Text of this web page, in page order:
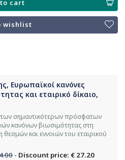
cart
wishlist
Ευρωπαϊκοί κανόνες
και εταιρικό δίκαιο,
των σημαντικότερων πρόσφατων
κανόνων βιωσιμότητας στη
θεσμών και εννοιών του εταιρικού
- Discount price: € 27.20